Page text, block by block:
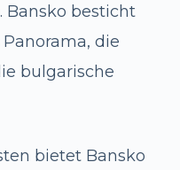
Bansko besticht
die
bulgarische
bietet Bansko